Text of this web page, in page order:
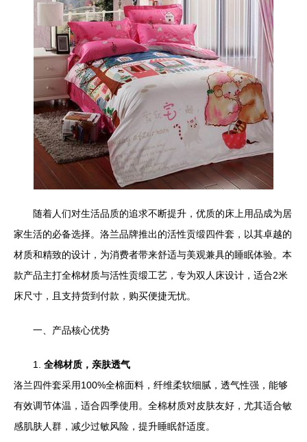
随着人们对生活品质的追求不断提升，优质的床上用品成为居
家生活的必备选择。洛兰品牌推出的活性贡缎四件套，以其卓越的
材质和精致的设计，为消费者带来舒适与美观兼具的睡眠体验。本
款产品主打全棉材质与活性贡缎工艺，专为双人床设计，适合2米
床尺寸，且支持货到付款，购买便捷无忧。
一、产品核心优势
1. 全棉材质，亲肤透气
洛兰四件套采用100%全棉面料，纤维柔软细腻，透气性强，能够
有效调节体温，适合四季使用。全棉材质对皮肤友好，尤其适合敏
感肌肤人群，减少过敏风险，提升睡眠舒适度。